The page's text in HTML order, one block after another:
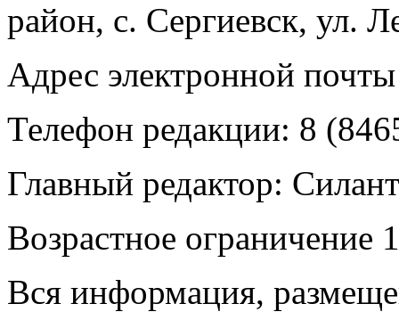
район, с. Сергиевск, ул.
Адрес электронной
Телефон редакции: 8
Главный редактор:
Возрастное ограничение
Вся информация,